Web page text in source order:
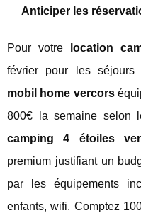
Anticiper les
Pour votre location
février pour les séjours
mobil home vercors
800€ la semaine selon
camping 4 étoiles
premium justifiant un
par les équipements
enfants, wifi. Comptez